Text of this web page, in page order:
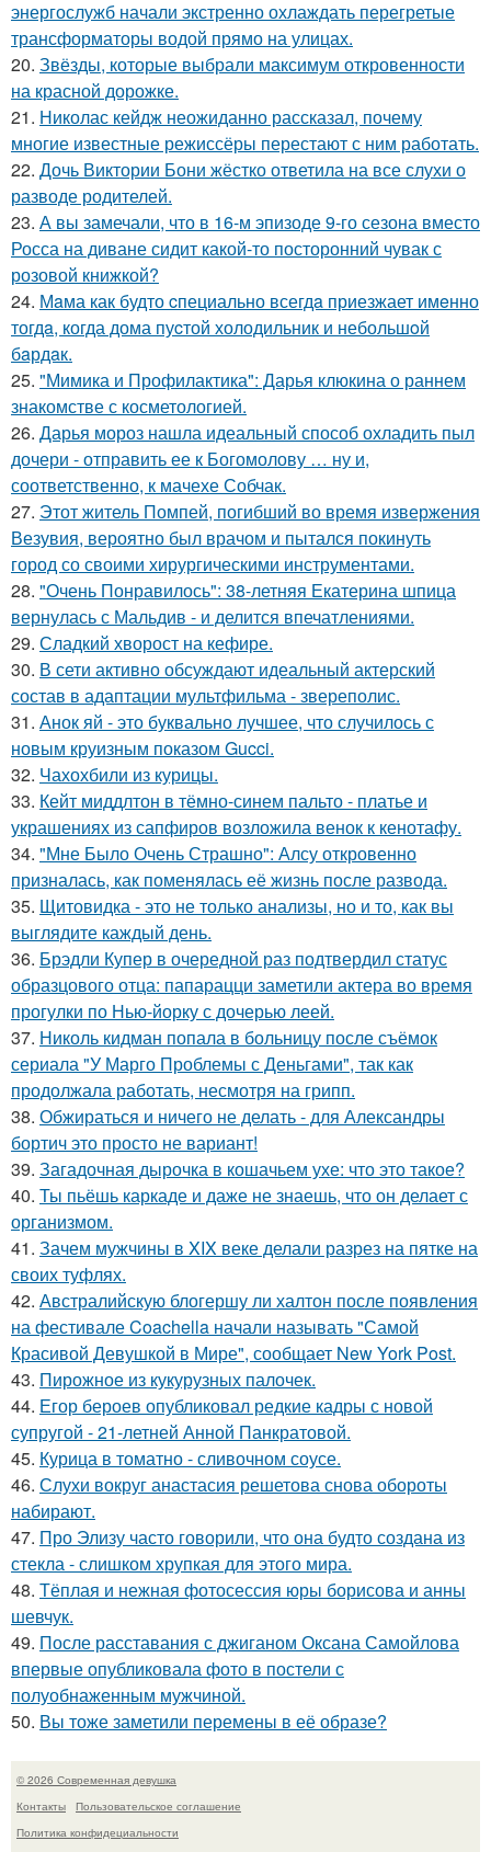
энергослужб начали экстренно охлаждать перегретые
трансформаторы водой прямо на улицах.
20. Звёзды, которые выбрали максимум откровенности
на красной дорожке.
21. Николас кейдж неожиданно рассказал, почему
многие известные режиссёры перестают с ним работать.
22. Дочь Виктории Бони жёстко ответила на все слухи о
разводе родителей.
23. А вы замечали, что в 16-м эпизоде 9-го сезона вместо
Росса на диване сидит какой-то посторонний чувак с
розовой книжкой?
24. Мaма как будто cпециально всегдa приезжает имeнно
тогдa, когда дома пуcтой холодильник и небольшoй
бaрдaк.
25. "Мимика и Профилактика": Дарья клюкина о раннем
знакомстве с косметологией.
26. Дарья мороз нашла идеальный способ охладить пыл
дочери - отправить ее к Богомолову … ну и,
соответственно, к мачехе Собчак.
27. Этот житель Помпей, погибший во время извержения
Везувия, вероятно был врачом и пытался покинуть
город со своими хирургическими инструментами.
28. "Очень Понравилось": 38-летняя Екатерина шпица
вернулась с Мальдив - и делится впечатлениями.
29. Сладкий хворост на кефире.
30. В сети активно обсуждают идеальный актерский
состав в адаптации мультфильма - звереполис.
31. Анок яй - это буквально лучшее, что случилось с
новым круизным показом Gucci.
32. Чахохбили из курицы.
33. Кейт миддлтон в тёмно-синем пальто - платье и
украшениях из сапфиров возложила венок к кенотафу.
34. "Мне Было Очень Страшно": Алсу откровенно
призналась, как поменялась её жизнь после развода.
35. Щитовидка - это не только анализы, но и то, как вы
выглядите каждый день.
36. Брэдли Купер в очередной раз подтвердил статус
образцового отца: папарацци заметили актера во время
прогулки по Нью-йорку с дочерью леей.
37. Николь кидман попала в больницу после съёмок
сериала "У Марго Проблемы с Деньгами", так как
продолжала работать, несмотря на грипп.
38. Обжираться и ничего не делать - для Александры
бортич это просто не вариант!
39. Загадочная дырочка в кошачьем ухе: что это такое?
40. Ты пьёшь каркаде и даже не знаешь, что он делает с
организмом.
41. Зачем мужчины в XIX веке делали разрез на пятке на
своих туфлях.
42. Австралийскую блогершу ли халтон после появления
на фестивале Coachella начали называть "Самой
Красивой Девушкой в Мире", сообщает New York Post.
43. Пирожное из кукурузных палочек.
44. Егор бероев опубликовал редкие кадры с новой
супругой - 21-летней Анной Панкратовой.
45. Курица в томатно - сливочном соусе.
46. Слухи вокруг анастасия решетова снова обороты
набирают.
47. Про Элизу часто говорили, что она будто создана из
стекла - слишком хрупкая для этого мира.
48. Тёплая и нежная фотосессия юры борисова и анны
шевчук.
49. После расставания с джиганом Оксана Самойлова
впервые опубликовала фото в постели с
полуобнаженным мужчиной.
50. Вы тоже заметили перемены в её образе?
© 2026 Современная девушка
Контакты
Пользовательское соглашение
Политика конфидециальности